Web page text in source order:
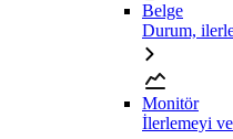
Belge
Durum,
Monitör
İlerlemeyi